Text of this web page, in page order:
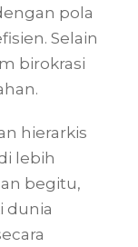
pola
Selain
birokrasi
hierarkis
lebih
begitu,
dunia